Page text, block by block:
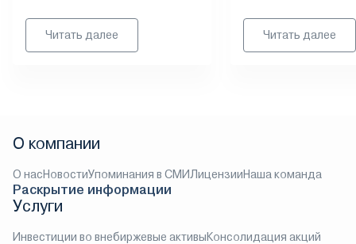
Читать далее Читать далее
О компании
О насНовостиУпоминания в СМИЛицензииНаша команда
Раскрытие информации
Услуги
Инвестиции во внебиржевые активыКонсолидация акций